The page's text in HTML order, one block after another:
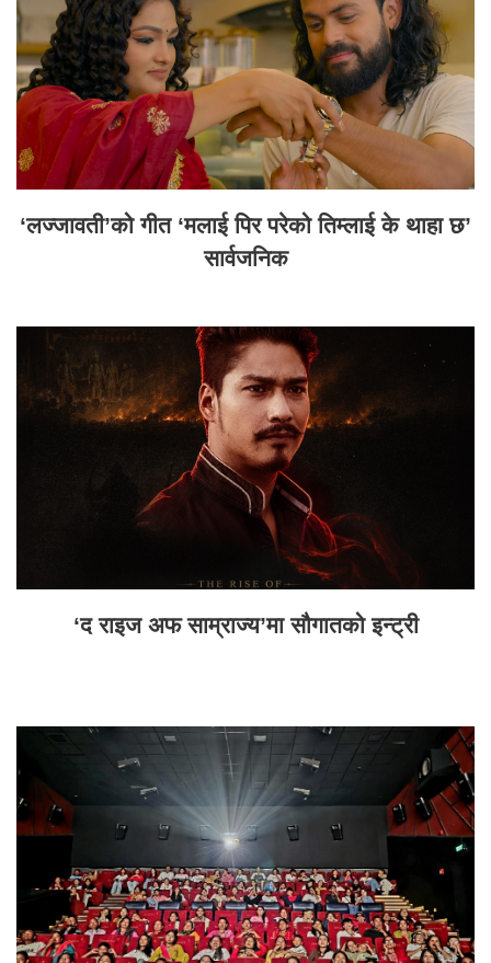
‘लज्जावती’को गीत ‘मलाई पिर परेको तिम्लाई के थाहा छ’
सार्वजनिक
‘द राइज अफ साम्राज्य’मा सौगातको इन्ट्री